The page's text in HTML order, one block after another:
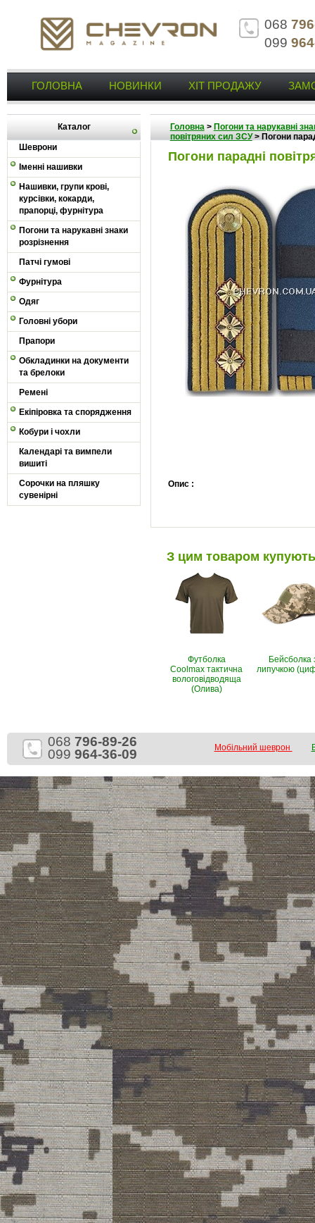
068
099
ГОЛОВНА НОВИНКИ ХІТ ПРОДАЖУ
Каталог
Шеврони
Іменні нашивки
Нашивки, групи крові,
курсівки, кокарди,
прапорці, фурнітура
Погони та нарукавні знаки
розрізнення
Патчі гумові
Фурнітура
Одяг
Головні убори
Прапори
Обкладинки на документи
та брелоки
Ремені
Екіпіровка та спорядження
Кобури і чохли
Календарі та вимпели
вишиті
Сорочки на пляшку
сувенірні
Головна> Погони та нарукавні
повітряних сил ЗСУ> Погони
Погони парадні
Опис :
З цим товаром купують
Футболка
Coolmax тактична
вологовiдводяща
(Олива)
Бейсболка
липучкою
068 796-89-26
099 964-36-09 Мобільний шеврон